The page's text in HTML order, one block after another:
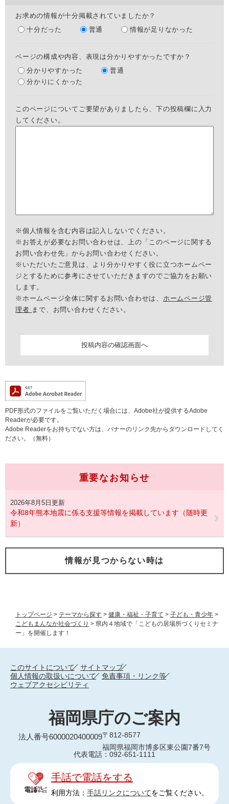
トップページ > テーマから探す > 健康・福祉・子育て > 子ども・青少年 >
こどもまんなか社会づくり > 県内４地域で「こどもの居場所づくりセミナ
ー」を開催します！
お求めの情報が十分掲載されていましたか？
十分だった
普通 情報が足りなかった
ページの構成や内容、表現は分かりやすかったですか？
分かりやすかった
普通
分かりにくかった
このページについてご要望がありましたら、下の投稿欄に入力
してください。
※個人情報を含む内容は記入しないでください。
※お答えが必要なお問い合わせは、上の「このページに関する
お問い合わせ先」からお問い合わせください。
※いただいたご意見は、より分かりやすく役に立つホームペー
ジとするために参考にさせていただきますのでご協力をお願い
します。
※ホームページ全体に関するお問い合わせは、 ホームページ管
理者 まで、お問い合わせください。
PDF形式のファイルをご覧いただく場合には、Adobe社が提供するAdobe
Readerが必要です。
Adobe Readerをお持ちでない方は、バナーのリンク先からダウンロードしてく
ださい。（無料）
重要なお知らせ
2026年8月5日更新
令和8年熊本地震に係る支援等情報を掲載しています（随時更
新）
情報が見つからない時は
このサイトについて
サイトマップ
個人情報の取扱いについて
免責事項・リンク等
ウェブアクセシビリティ
福岡県庁のご案内
法人番号6000020400009〒812-8577
福岡県福岡市博多区東公園7番7号
代表電話：092-651-1111
手話で電話をする
利用方法： 手話リンクについてをご覧ください。